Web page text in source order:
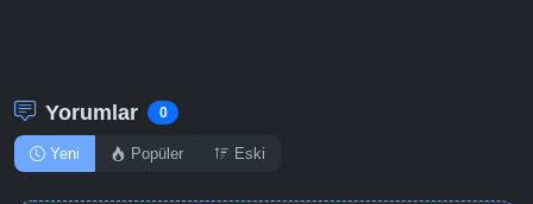
Yorumlar 0
Yeni Popüler Eski